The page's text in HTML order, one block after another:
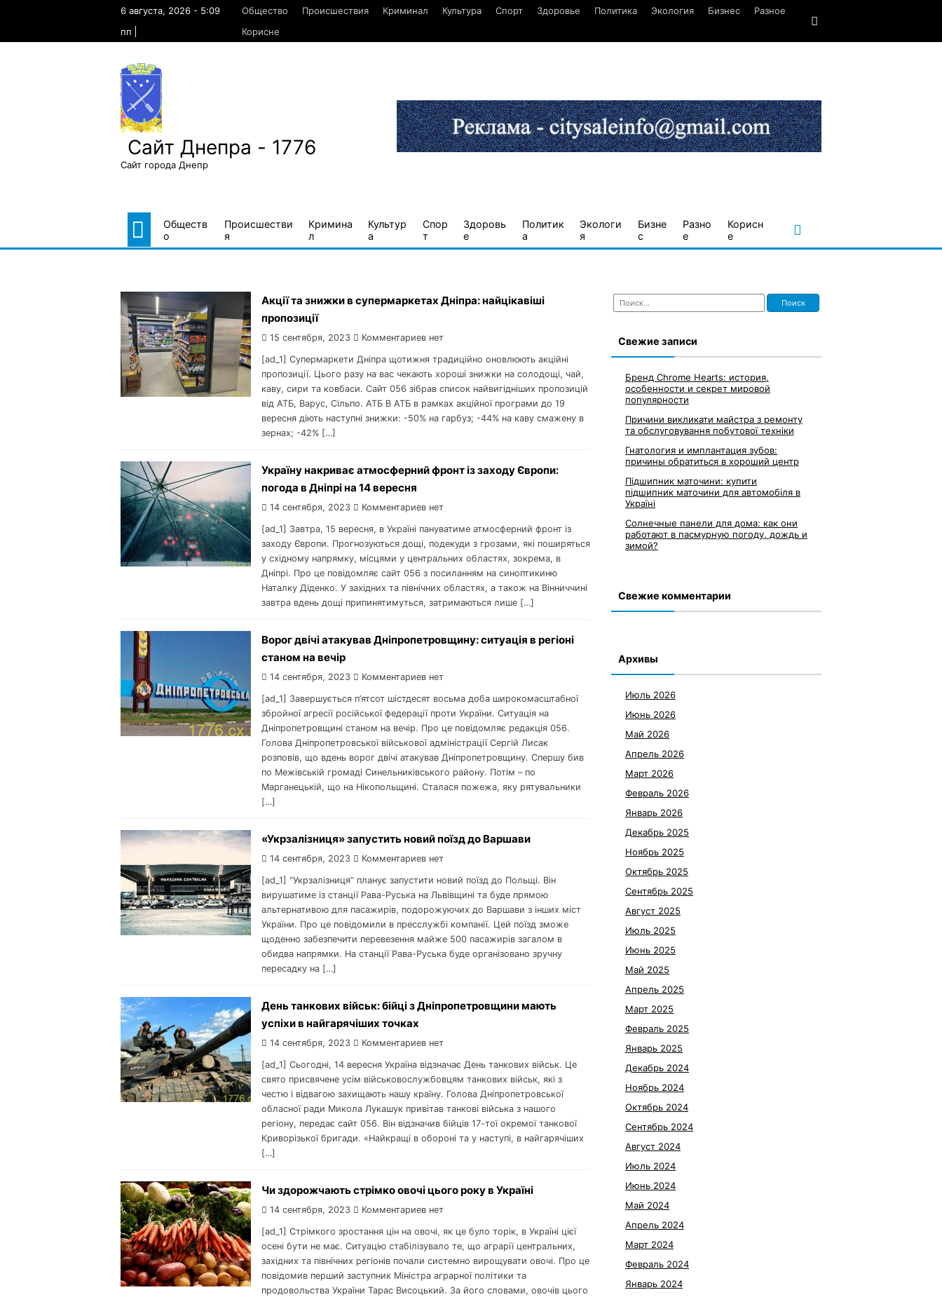
6 августа, 2026 - 5:09
пп
Общество Происшествия Криминал Культура Спорт Здоровье Политика Экология Бизнес
Разное
Корисне
Сайт Днепра - 1776
Сайт города Днепр
Обществ
о
Происшестви
я
Кримина
л
Культур
а
Спор
т
Здоровь
е
Политик
а
Экологи
я
Бизне
с
Разно
е
Корисн
е
Акції та знижки в супермаркетах Дніпра: найцікавіші
пропозиції
15 сентября, 2023 Комментариев нет
[ad_1] Супермаркети Дніпра щотижня традиційно оновлюють акційні
пропозиції. Цього разу на вас чекають хороші знижки на солодощі, чай,
каву, сири та ковбаси. Сайт 056 зібрав список найвигідніших пропозицій
від АТБ, Варус, Сільпо. АТБ В АТБ в рамках акційної програми до 19
вересня діють наступні знижки: -50% на гарбуз; -44% на каву смажену в
зернах; -42% […]
Україну накриває атмосферний фронт із заходу Європи:
погода в Дніпрі на 14 вересня
14 сентября, 2023 Комментариев нет
[ad_1] Завтра, 15 вересня, в Україні пануватиме атмосферний фронт із
заходу Європи. Прогнозуються дощі, подекуди з грозами, які поширяться
у східному напрямку, місцями у центральних областях, зокрема, в
Дніпрі. Про це повідомляє сайт 056 з посиланням на синоптикиню
Наталку Діденко. У західних та північних областях, а також на Вінниччині
завтра вдень дощі припинятимуться, затримаються лише […]
Ворог двічі атакував Дніпропетровщину: ситуація в регіоні
станом на вечір
14 сентября, 2023 Комментариев нет
[ad_1] Завершується п’ятсот шістдесят восьма доба широкомасштабної
збройної агресії російської федерації проти України. Ситуація на
Дніпропетровщині станом на вечір. Про це повідомляє редакція 056.
Голова Дніпропетровської військової адміністрації Сергій Лисак
розповів, що вдень ворог двічі атакував Дніпропетровщину. Спершу бив
по Межівській громаді Синельниківського району. Потім – по
Марганецькій, що на Нікопольщині. Сталася пожежа, яку рятувальники
[…]
«Укрзалізниця» запустить новий поїзд до Варшави
14 сентября, 2023 Комментариев нет
[ad_1] “Укрзалізниця” планує запустити новий поїзд до Польщі. Він
вирушатиме із станції Рава-Руська на Львівщині та буде прямою
альтернативою для пасажирів, подорожуючих до Варшави з інших міст
України. Про це повідомили в пресслужбі компанії. Цей поїзд зможе
щоденно забезпечити перевезення майже 500 пасажирів загалом в
обидва напрямки. На станції Рава-Руська буде організовано зручну
пересадку на […]
День танкових військ: бійці з Дніпропетровщини мають
успіхи в найгарячіших точках
14 сентября, 2023 Комментариев нет
[ad_1] Сьогодні, 14 вересня Україна відзначає День танкових військ. Це
свято присвячене усім військовослужбовцям танкових військ, які з
честю і відвагою захищають нашу країну. Голова Дніпропетровської
обласної ради Микола Лукашук привітав танкові війська з нашого
регіону, передає сайт 056. Він відзначив бійців 17-тої окремої танкової
Криворізької бригади. «Найкращі в обороні та у наступі, в найгарячіших
[…]
Чи здорожчають стрімко овочі цього року в Україні
14 сентября, 2023 Комментариев нет
[ad_1] Стрімкого зростання цін на овочі, як це було торік, в Україні цієї
осені бути не має. Ситуацію стабілізувало те, що аграрії центральних,
західних та північних регіонів почали системно вирощувати овочі. Про це
повідомив перший заступник Міністра аграрної політики та
продовольства України Тарас Висоцький. За його словами, овочів цього
Найти:
Свежие записи
Бренд Chrome Hearts: история,
особенности и секрет мировой
популярности
Причини викликати майстра з ремонту
та обслуговування побутової техніки
Гнатология и имплантация зубов:
причины обратиться в хороший центр
Підшипник маточини: купити
підшипник маточини для автомобіля в
Україні
Солнечные панели для дома: как они
работают в пасмурную погоду, дождь и
зимой?
Свежие комментарии
Архивы
Июль 2026
Июнь 2026
Май 2026
Апрель 2026
Март 2026
Февраль 2026
Январь 2026
Декабрь 2025
Ноябрь 2025
Октябрь 2025
Сентябрь 2025
Август 2025
Июль 2025
Июнь 2025
Май 2025
Апрель 2025
Март 2025
Февраль 2025
Январь 2025
Декабрь 2024
Ноябрь 2024
Октябрь 2024
Сентябрь 2024
Август 2024
Июль 2024
Июнь 2024
Май 2024
Апрель 2024
Март 2024
Февраль 2024
Январь 2024